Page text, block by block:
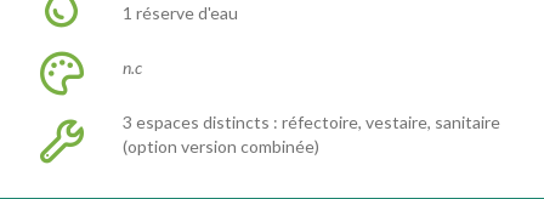
1 réserve d'eau
n.c
3 espaces distincts : réfectoire, vestaire, sanitaire
(option version combinée)